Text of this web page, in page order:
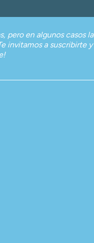
pero en algunos casos la
invitamos a suscribirte y